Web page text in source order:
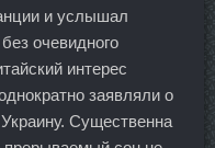
и услышал
очевидного
интерес
заявляли о
Существенна